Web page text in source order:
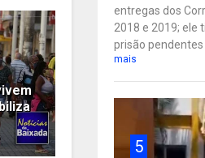
entregas dos
2018 e 2019; ele
prisão pendentes
mais
5